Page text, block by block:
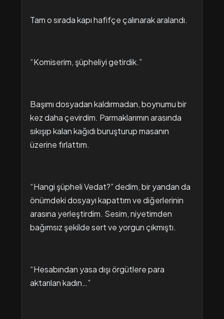
Tam o sırada kapı hafifçe çalınarak aralandı.
“Komiserim, şüpheliyi getirdik.”
Başımı dosyadan kaldırmadan, boynumu bir
kez daha çevirdim. Parmaklarımın arasında
sıkışıp kalan kağıdı buruşturup masanın
üzerine fırlattım.
“Hangi şüpheli Vedat?” dedim, bir yandan da
önümdeki dosyayı kapattım ve diğerlerinin
arasına yerleştirdim. Sesim, niyetimden
bağımsız şekilde sert ve yorgun çıkmıştı.
“Hesabından yasa dışı örgütlere para
aktarılan kadın…”